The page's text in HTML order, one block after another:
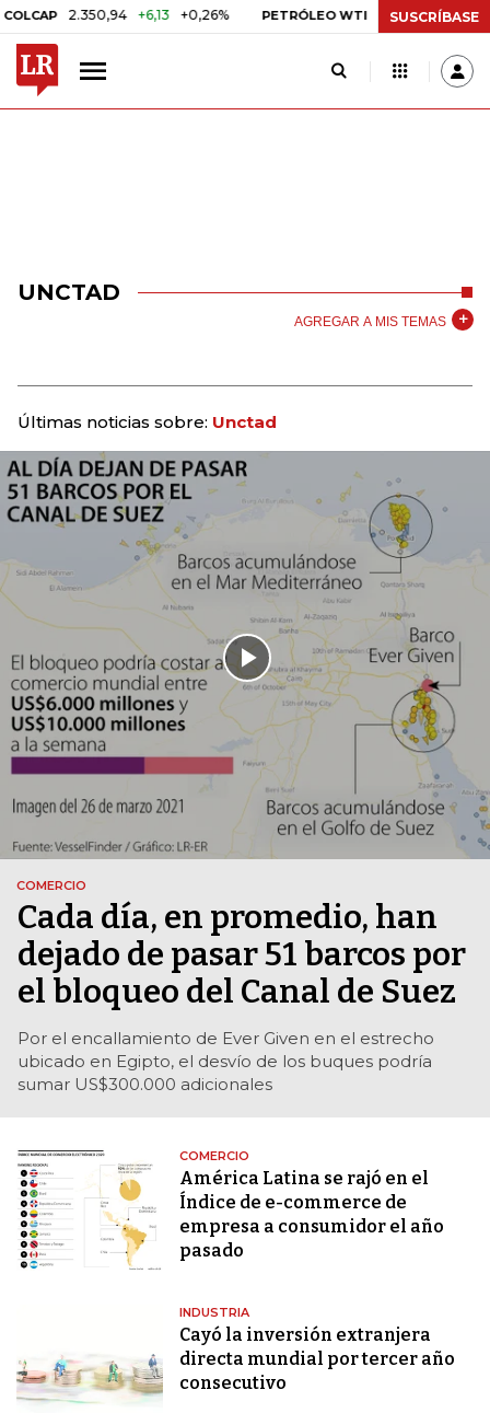
2.350,94 +6,13 +0,26% PETRÓLEO WTI US$ 78,18 US$ 0,17
SUSCRÍBASE
UNCTAD
AGREGAR A MIS TEMAS
Últimas noticias sobre: Unctad
COMERCIO
Cada día, en promedio, han
dejado de pasar 51 barcos por
el bloqueo del Canal de Suez
Por el encallamiento de Ever Given en el estrecho
ubicado en Egipto, el desvío de los buques podría
sumar US$300.000 adicionales
COMERCIO
América Latina se rajó en el
Índice de e-commerce de
empresa a consumidor el año
pasado
INDUSTRIA
Cayó la inversión extranjera
directa mundial por tercer año
consecutivo